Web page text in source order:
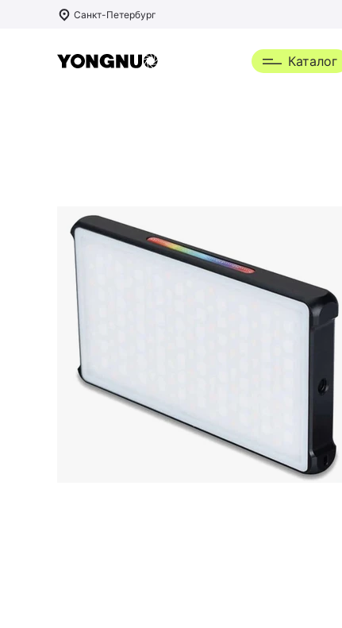
Санкт-Петербург
Каталог